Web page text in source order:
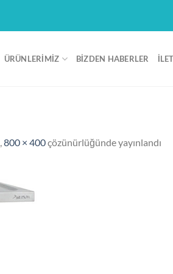
ÜRÜNLERIMIZ BIZDEN HABERLER
800 × 400çözünürlüğünde yayınlandı